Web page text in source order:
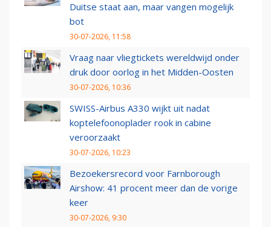
Duitse staat aan, maar vangen mogelijk
bot
30-07-2026, 11:58
Vraag naar vliegtickets wereldwijd onder
druk door oorlog in het Midden-Oosten
30-07-2026, 10:36
SWISS-Airbus A330 wijkt uit nadat
koptelefoonoplader rook in cabine
veroorzaakt
30-07-2026, 10:23
Bezoekersrecord voor Farnborough
Airshow: 41 procent meer dan de vorige
keer
30-07-2026, 9:30